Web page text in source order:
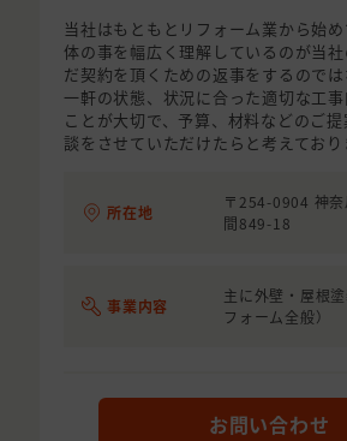
当社はもともとリフォーム業から始
体の事を幅広く理解しているのが当
だ契約を頂くための返事をするので
一軒の状態、状況に合った適切な工
ことが大切で、予算、材料などのご
談をさせていただけたらと考えており
所在地
〒254-0904 神
間849-18
事業内容
主に外壁・屋根
フォーム全般）
お問い合わせ